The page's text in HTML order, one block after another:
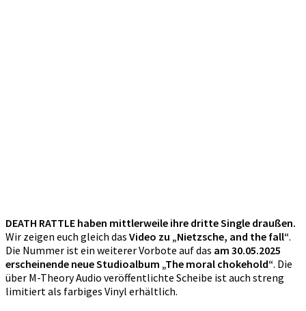
DEATH RATTLE haben mittlerweile ihre dritte Single draußen.
Wir zeigen euch gleich das Video zu „Nietzsche, and the fall“.
Die Nummer ist ein weiterer Vorbote auf das am 30.05.2025
erscheinende neue Studioalbum „The moral chokehold“. Die
über M-Theory Audio veröffentlichte Scheibe ist auch streng
limitiert als farbiges Vinyl erhältlich.